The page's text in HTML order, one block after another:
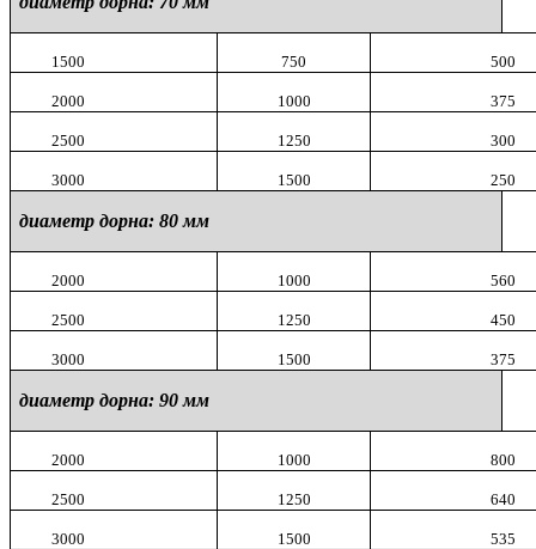
1500 750 500
2000 1000 375
2500 1250 300
3000 1500 250
диаметр дорна:80 мм
2000 1000 560
2500 1250 450
3000 1500 375
диаметр дорна:90 мм
2000 1000 800
2500 1250 640
3000 1500 535